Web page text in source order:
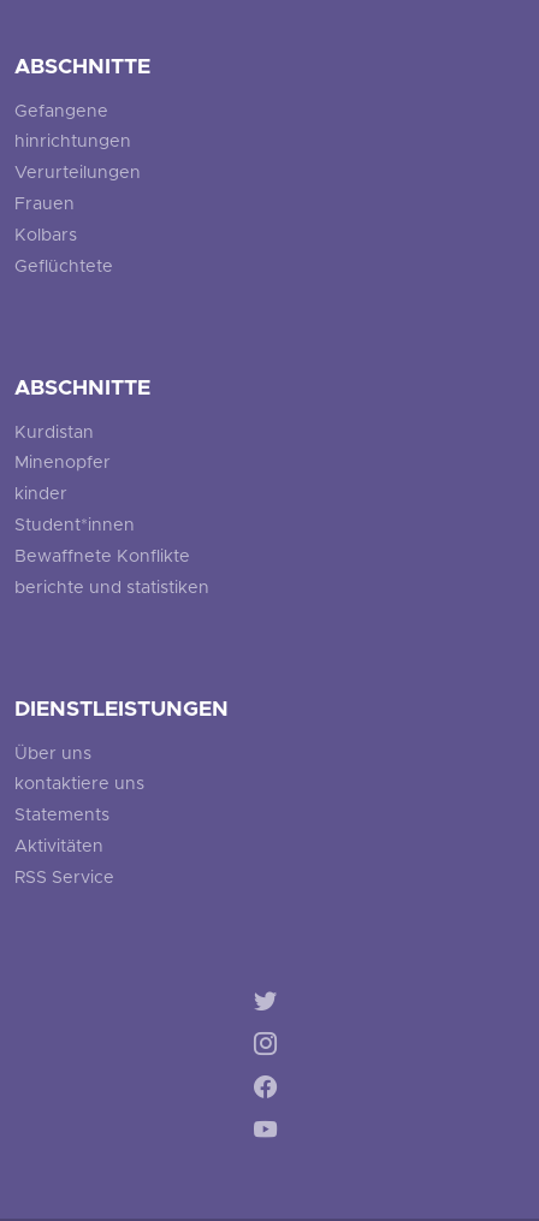
ABSCHNITTE
Gefangene
hinrichtungen
Verurteilungen
Frauen
Kolbars
Geflüchtete
ABSCHNITTE
Kurdistan
Minenopfer
kinder
Student*innen
Bewaffnete Konflikte
berichte und statistiken
DIENSTLEISTUNGEN
Über uns
kontaktiere uns
Statements
Aktivitäten
RSS Service